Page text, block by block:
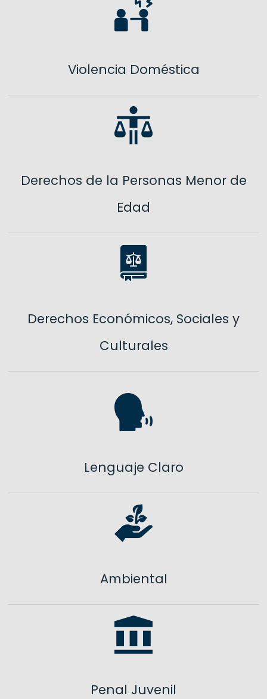
Violencia Doméstica
Derechos de la Personas Menor de
Edad
Derechos Económicos, Sociales y
Culturales
Lenguaje Claro
Ambiental
Penal Juvenil